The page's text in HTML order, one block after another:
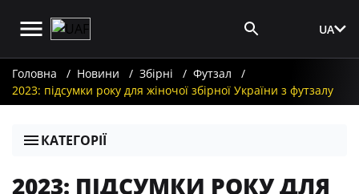
UA
Головна Новини Збірні
Футзал
2023: підсумки року для жіночої збірної України з футзалу
КАТЕГОРІЇ
2023: ПІДСУМКИ РОКУ ДЛЯ